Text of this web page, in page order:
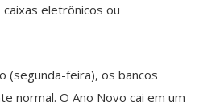
eletrônicos ou
(segunda-feira), os bancos
normal. O Ano Novo cai em um